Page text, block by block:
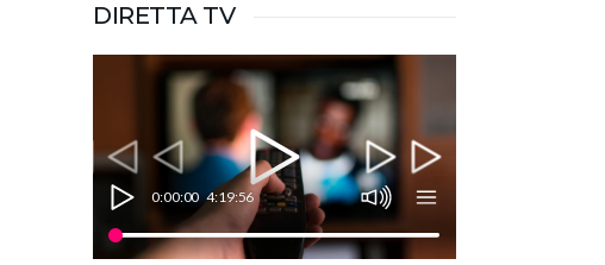
DIRETTA TV
0:00:00 4:19:56